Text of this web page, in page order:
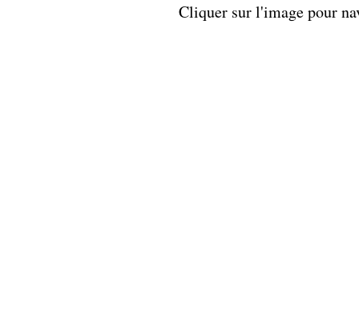
Cliquer sur l'image pour